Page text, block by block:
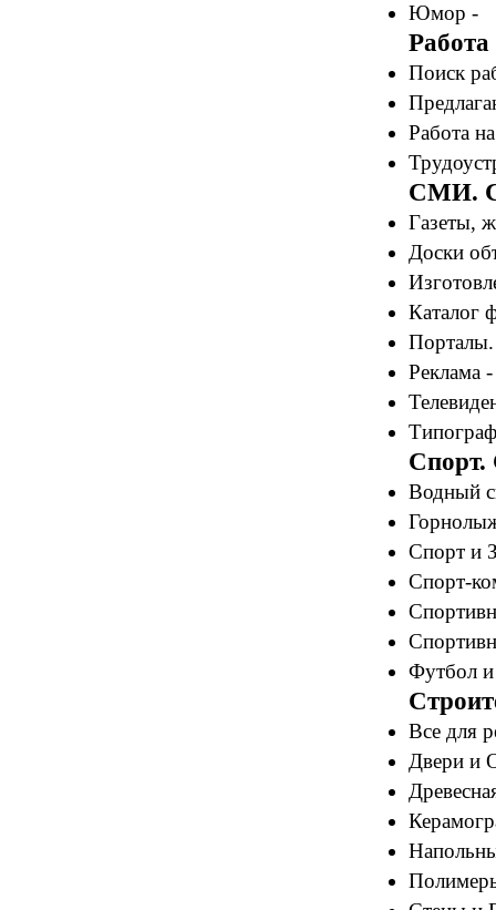
Юмор -
Поиск
Работа
СМИ.
Газеты,
Доски
Каталог
Реклама -
Спорт.
Водный
Спорт и
Спорт-
Футбол
Все для
Двери и